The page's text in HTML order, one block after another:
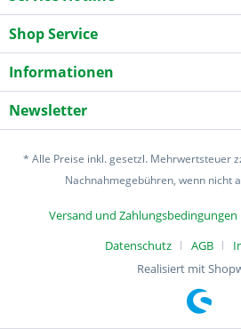
Shop Service
Informationen
Newsletter
* Alle Preise inkl. gesetzl. Mehrwertsteuer
Nachnahmegebühren, wenn nicht
Versand und Zahlungsbedingungen
Datenschutz
AGB
Realisiert mit